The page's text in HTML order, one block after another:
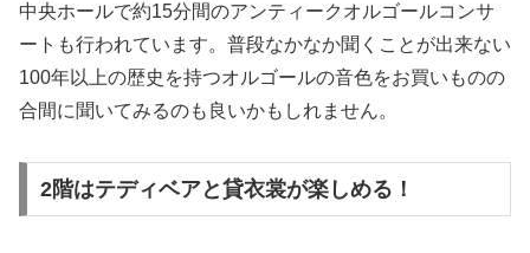
中央ホールで約15分間のアンティークオルゴールコンサ
ートも行われています。普段なかなか聞くことが出来ない
100年以上の歴史を持つオルゴールの音色をお買いものの
合間に聞いてみるのも良いかもしれません。
2階はテディベアと貸衣裳が楽しめる！